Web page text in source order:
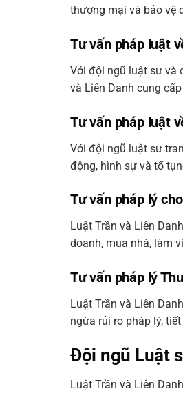
thương mại và bảo vệ
Tư vấn pháp luật
Với đội ngũ luật sư và
và Liên Danh cung
Tư vấn pháp luật
Với đội ngũ luật sư
động, hình sự và tố
Tư vấn pháp lý
Luật Trần và Liên
doanh, mua nhà, làm
Tư vấn pháp lý
Luật Trần và Liên
ngừa rủi ro pháp lý,
Đội ngũ Luật
Luật Trần và Liên